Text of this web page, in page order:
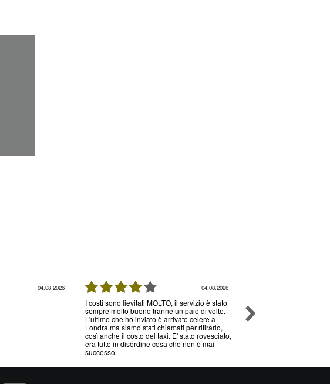
04.08.2026 04.08.2026
I costi sono lievitati MOLTO, il servizio è stato
sempre molto buono tranne un paio di volte.
L'ultimo che ho inviato è arrivato celere a
Londra ma siamo stati chiamati per ritirarlo,
così anche il costo del taxi. E' stato rovesciato,
era tutto in disordine cosa che non è mai
successo.
senza nessun problema
volte che utilizzo il loro